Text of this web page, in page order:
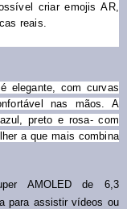
criar emojis AR,
reais.
elegante, com curvas
nas mãos. A
preto e rosa- com
a que mais combina
AMOLED de 6,3
para assistir vídeos ou